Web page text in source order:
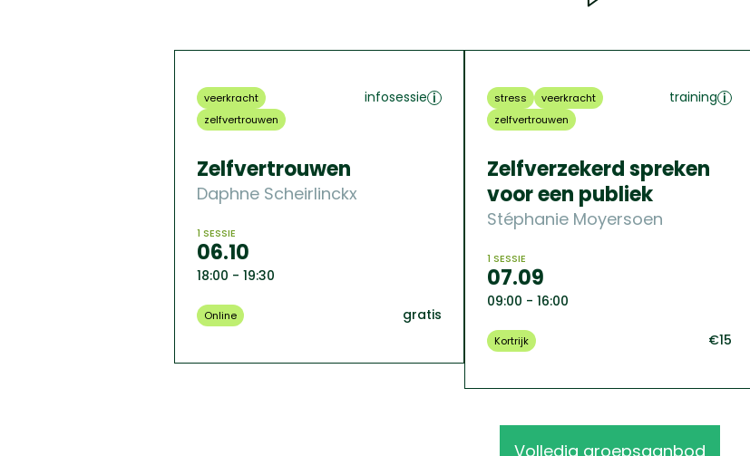
veerkracht
zelfvertrouwen
infosessie
Zelfvertrouwen
Daphne Scheirlinckx
1 SESSIE
06.10
18:00 - 19:30
Online gratis
stress
veerkracht
zelfvertrouwen
training
Zelfverzekerd spreken
voor een publiek
Stéphanie Moyersoen
1 SESSIE
07.09
09:00 - 16:00
Kortrijk €15
Volledig groepsaanbod